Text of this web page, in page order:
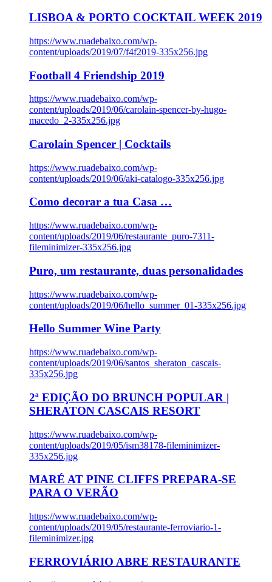
LISBOA & PORTO COCKTAIL WEEK 2019
https://www.ruadebaixo.com/wp-
content/uploads/2019/07/f4f2019-335x256.jpg
Football 4 Friendship 2019
https://www.ruadebaixo.com/wp-
content/uploads/2019/06/carolain-spencer-by-hugo-
macedo_2-335x256.jpg
Carolain Spencer | Cocktails
https://www.ruadebaixo.com/wp-
content/uploads/2019/06/aki-catalogo-335x256.jpg
Como decorar a tua Casa …
https://www.ruadebaixo.com/wp-
content/uploads/2019/06/restaurante_puro-7311-
fileminimizer-335x256.jpg
Puro, um restaurante, duas personalidades
https://www.ruadebaixo.com/wp-
content/uploads/2019/06/hello_summer_01-335x256.jpg
Hello Summer Wine Party
https://www.ruadebaixo.com/wp-
content/uploads/2019/06/santos_sheraton_cascais-
335x256.jpg
2ª EDIÇÃO DO BRUNCH POPULAR |
SHERATON CASCAIS RESORT
https://www.ruadebaixo.com/wp-
content/uploads/2019/05/ism38178-fileminimizer-
335x256.jpg
MARÉ AT PINE CLIFFS PREPARA-SE
PARA O VERÃO
https://www.ruadebaixo.com/wp-
content/uploads/2019/05/restaurante-ferroviario-1-
fileminimizer.jpg
FERROVIÁRIO ABRE RESTAURANTE